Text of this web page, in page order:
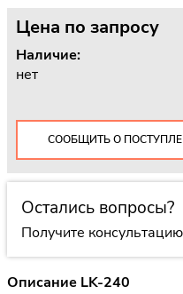
Цена по запросу
Наличие:
нет
СООБЩИТЬ О
Остались вопросы?
Получите
Описание LK-240